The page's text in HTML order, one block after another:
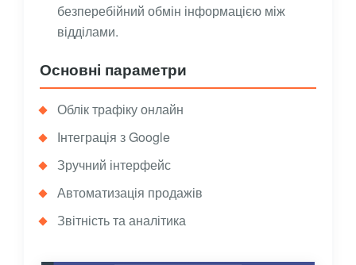
безперебійний обмін інформацією між
відділами.
Основні параметри
Облік трафіку онлайн
Інтеграція з Google
Зручний інтерфейс
Автоматизація продажів
Звітність та аналітика